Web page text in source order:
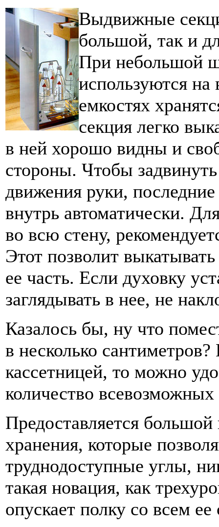
Выдвижные
большой, так и
При небольшой
используются
емкостях
секция легко
в ней хорошо видны и
стороны. Чтобы
движения руки,
внутрь автоматически.
во всю стену,
Этот позволит
ее часть. Если духовку
заглядывать в нее, не
Казалось бы, ну что
в несколько
кассетницей, то можно
количество
Предоставляется
хранения, которые
труднодоступные углы,
такая новация, как
опускает полку со всем